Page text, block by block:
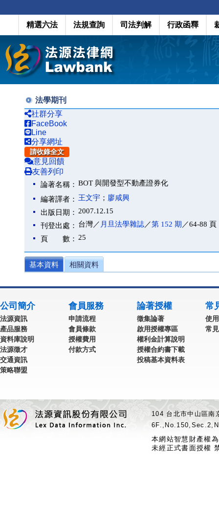
精選六法 法規查詢 司法判解 行政函釋
法學期刊
社群分享
FaceBook
Line
分享網址
請收錄全文
意見回饋
友善列印
論著名稱： BOT 與開發型不動產證券化
編著譯者： 王文宇 ； 廖咸興
出版日期： 2007.12.15
刊登出處： 台灣／ 月旦法學雜誌／第 152 期 ／64-88 頁
頁 數： 25
基本資料 相關資料
公司簡介
法源資訊
產品服務
資料庫說明
法源徵才
交通資訊
策略聯盟
會員服務
申請流程
會員條款
授權費用
付款方式
論著授權
徵集論著
啟用授權專區
權利金計算說明
授權合約書下載
投稿基本資料表
常
使
常
104 台北市中山區
本網站智慧財產權
未經正式書面授權